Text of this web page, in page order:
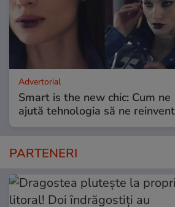
Advertorial
Smart is the new chic: Cum ne
ajută tehnologia să ne
PARTENERI